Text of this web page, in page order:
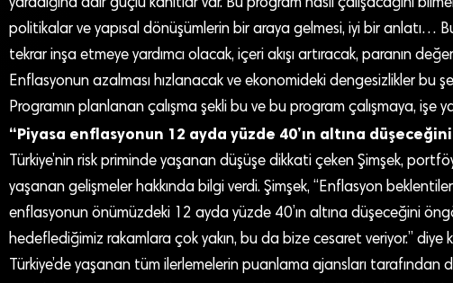
yaradığına dair güçlü kanıtlar var. Bu program nasıl çalışacağını
politikalar ve yapısal dönüşümlerin bir araya gelmesi, iyi bir anlatı… Bu
tekrar inşa etmeye yardımcı olacak, içeri akışı artıracak, paranın
Enflasyonun azalması hızlanacak ve ekonomideki dengesizlikler bu
Programın planlanan çalışma şekli bu ve bu program çalışmaya, işe
“Piyasa enflasyonun 12 ayda yüzde 40’ın altına
Türkiye’nin risk priminde yaşanan düşüşe dikkati çeken Şimşek,
yaşanan gelişmeler hakkında bilgi verdi. Şimşek, “Enflasyon
enflasyonun önümüzdeki 12 ayda yüzde 40’ın altına düşeceğini
hedeflediğimiz rakamlara çok yakın, bu da bize cesaret veriyor.” diye
Türkiye’de yaşanan tüm ilerlemelerin puanlama ajansları